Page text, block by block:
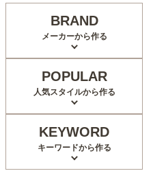
BRAND
メーカーから作る
POPULAR
人気スタイルから作る
KEYWORD
キーワードから作る